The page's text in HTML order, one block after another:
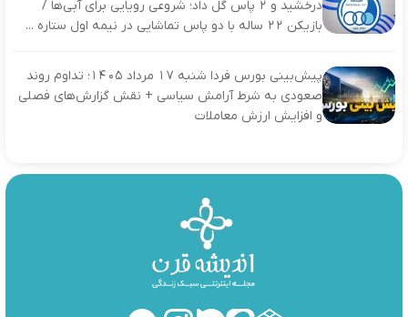
درخشید و ۲ پاس گل داد؛ شروعی رویایی برای آبی‌ها /
بازیکن ۲۲ ساله با دو پاس تماشایی در نیمه اول ستاره ...
پیش‌بینی بورس فردا شنبه ۱۷ مرداد ۱۴۰۵؛ تداوم روند
صعودی به شرط آرامش سیاسی + نقش گزارش‌های فصلی
و افزایش ارزش معاملات